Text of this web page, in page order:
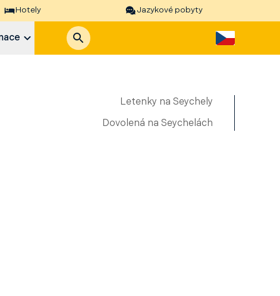
Hotely Jazykové pobyty
Letenky na Seychely
Dovolená na Seychelách